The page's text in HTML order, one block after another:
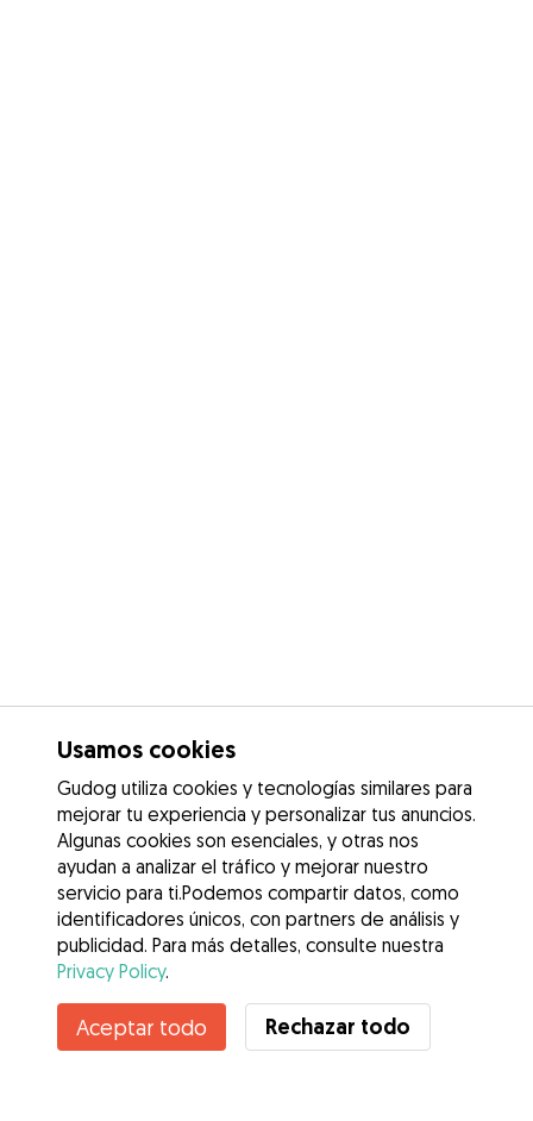
Usamos cookies
Gudog utiliza cookies y tecnologías similares para
mejorar tu experiencia y personalizar tus anuncios.
Algunas cookies son esenciales, y otras nos
ayudan a analizar el tráfico y mejorar nuestro
servicio para ti.Podemos compartir datos, como
identificadores únicos, con partners de análisis y
publicidad. Para más detalles, consulte nuestra
Privacy Policy.
Aceptar todo Rechazar todo